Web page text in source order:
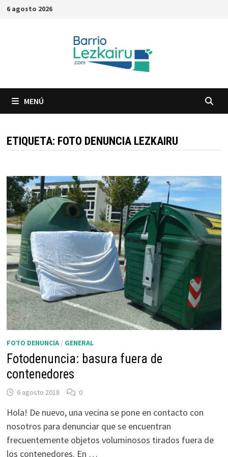
Saltar
6 agosto 2026
MENÚ
ETIQUETA: FOTO DENUNCIA LEZKAIRU
FOTO DENUNCIA/ GENERAL
Fotodenuncia: basura fuera de
contenedores
6 agosto 2018 0
Hola! De nuevo, una vecina se pone en contacto con
nosotros para denunciar que se encuentran
frecuentemente objetos voluminosos tirados fuera de
los contenedores. En …